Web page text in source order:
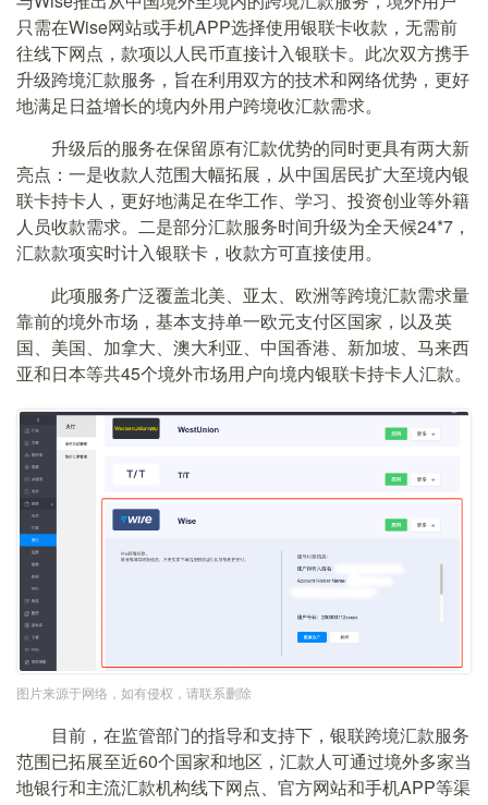
只需在Wise网站或手机APP选择使用银联卡收款，无需前
往线下网点，款项以人民币直接计入银联卡。此次双方携手
升级跨境汇款服务，旨在利用双方的技术和网络优势，更好
地满足日益增长的境内外用户跨境收汇款需求。
升级后的服务在保留原有汇款优势的同时更具有两大新
亮点：一是收款人范围大幅拓展，从中国居民扩大至境内银
联卡持卡人，更好地满足在华工作、学习、投资创业等外籍
人员收款需求。二是部分汇款服务时间升级为全天候24*7，
汇款款项实时计入银联卡，收款方可直接使用。
此项服务广泛覆盖北美、亚太、欧洲等跨境汇款需求量
靠前的境外市场，基本支持单一欧元支付区国家，以及英
国、美国、加拿大、澳大利亚、中国香港、新加坡、马来西
亚和日本等共45个境外市场用户向境内银联卡持卡人汇款。
图片来源于网络，如有侵权，请联系删除
目前，在监管部门的指导和支持下，银联跨境汇款服务
范围已拓展至近60个国家和地区，汇款人可通过境外多家当
地银行和主流汇款机构线下网点、官方网站和手机APP等渠